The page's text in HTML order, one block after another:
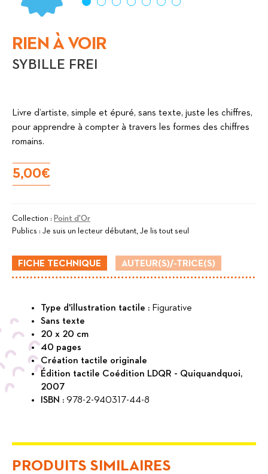
RIEN À VOIR
SYBILLE FREI
Livre d’artiste, simple et épuré, sans texte, juste les chiffres,
pour apprendre à compter à travers les formes des chiffres
romains.
5,00€
Collection : Point d'Or
Publics : Je suis un lecteur débutant, Je lis tout seul
FICHE TECHNIQUE AUTEUR(S)/-TRICE(S)
Type d'illustration tactile : Figurative
Sans texte
20 x 20 cm
40 pages
Création tactile originale
Édition tactile Coédition LDQR - Quiquandquoi,
2007
ISBN : 978-2-940317-44-8
PRODUITS SIMILAIRES